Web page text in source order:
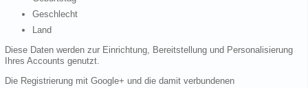
Geschlecht
Land
Diese Daten werden zur Einrichtung, Bereitstellung und Personalisierung
Ihres Accounts genutzt.
Die Registrierung mit Google+ und die damit verbundenen